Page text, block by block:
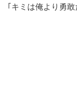
｢キミは俺より勇